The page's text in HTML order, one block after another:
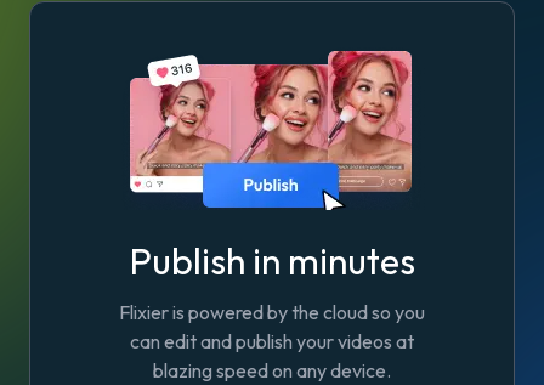
Publish in minutes
Flixier is powered by the cloud so you
can edit and publish your videos at
blazing speed on any device.